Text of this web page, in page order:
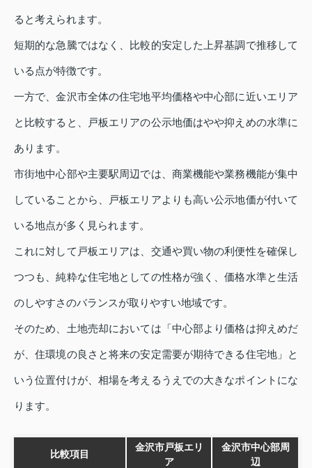
ると考えられます。
短期的な急騰ではなく、比較的安定した上昇基調で推移して
いる点が特徴です。
一方で、金沢市全体の住宅地平均価格や中心部に近いエリア
と比較すると、戸板エリアの公示地価はやや抑えめの水準に
あります。
市街地中心部や主要駅周辺では、商業機能や業務機能が集中
していることから、戸板エリアよりも高い公示地価が付いて
いる地点が多く見られます。
これに対して戸板エリアは、交通や買い物の利便性を確保し
つつも、純粋な住宅地としての性格が強く、価格水準と生活
のしやすさのバランスが取りやすい地域です。
そのため、土地売却においては「中心部より価格は抑えめだ
が、住環境の良さと将来の安定需要が期待できる住宅地」と
いう位置付けが、相場を考えるうえでの大きなポイントにな
ります。
比較項目
金沢市戸板エリ
ア
金沢市中心部周
辺